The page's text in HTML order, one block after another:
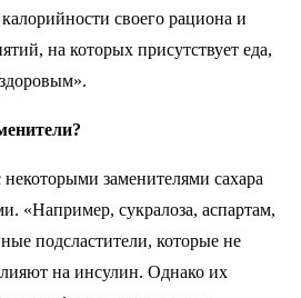
своего рациона и
на которых присутствует еда,
заменителями сахара
«Например, сукралоза, аспартам,
подсластители, которые не
на инсулин. Однако их